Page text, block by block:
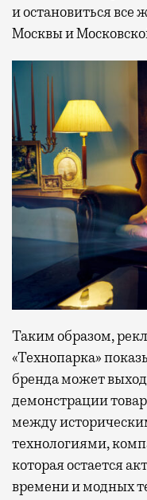
и остановиться все
Москвы и
Таким образом,
«Технопарка»
бренда может
демонстрации
между
технологиями,
которая остается
времени и модных